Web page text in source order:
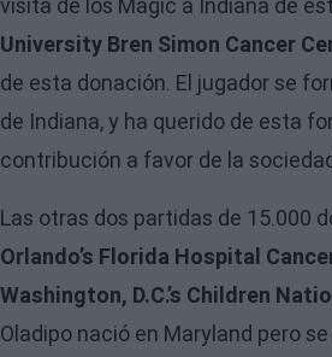
visita de los Magic a Indiana de
University Bren Simon Cancer
de esta donación. El jugador se
de Indiana, y ha querido de esta
contribución a favor de la
Las otras dos partidas de 15.000
Orlando’s Florida Hospital
Washington, D.C.’s Children
Oladipo nació en Maryland pero